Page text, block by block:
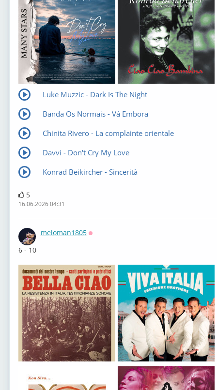
Luke Muzzic - Dark Is The Night
Banda Os Normais - Vá Embora
Chinita Rivero - La complainte orientale
Davvi - Don't Cry My Love
Konrad Beikircher - Sincerità
5
16.06.2026 04:31
meloman1805
6 - 10